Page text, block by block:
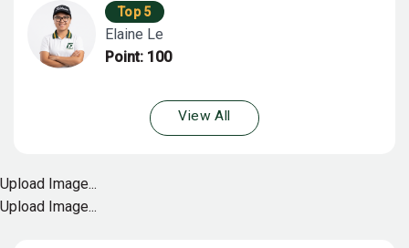
Top 5
Elaine Le
Point: 100
View All
Upload Image...
Upload Image...